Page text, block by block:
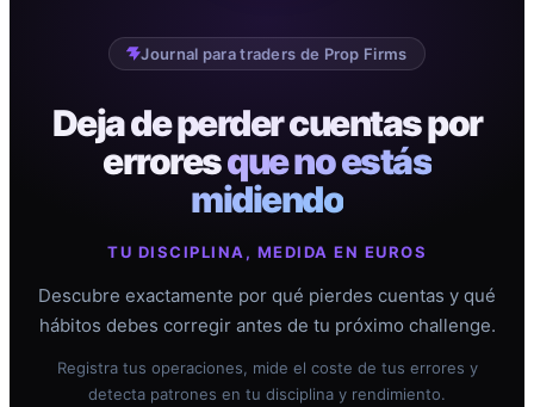
Journal para traders de Prop Firms
Deja de perder cuentas por
erroresque no estás
midiendo
TU DISCIPLINA, MEDIDA EN EUROS
Descubre exactamente por qué pierdes cuentas y qué
hábitos debes corregir antes de tu próximo challenge.
Registra tus operaciones, mide el coste de tus errores y
detecta patrones en tu disciplina y rendimiento.